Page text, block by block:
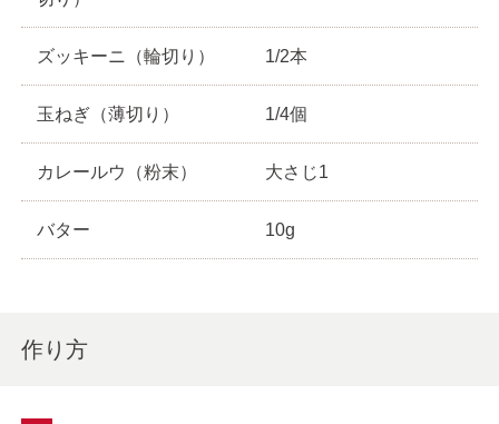
ズッキーニ（輪切り） 1/2本
玉ねぎ（薄切り） 1/4個
カレールウ（粉末） 大さじ1
バター 10g
作り方